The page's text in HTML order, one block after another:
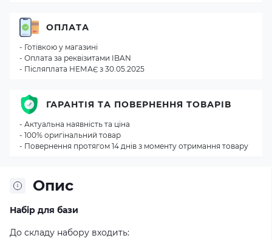
Опис
Набір для бази
До складу набору входить:
ОПЛАТА
- Готівкою у магазині
- Оплата за реквізитами IBAN
- Післяплата НЕМАЄ з 30.05.2025
ГАРАНТІЯ ТА ПОВЕРНЕННЯ ТОВАРІВ
- Актуальна наявність та ціна
- 100% оригінальний товар
- Повернення протягом 14 днів з моменту отримання товару